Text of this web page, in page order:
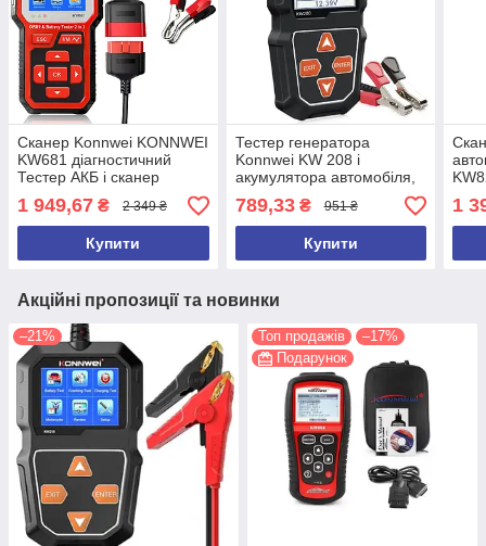
Сканер Konnwei KONNWEI
KW681 діагностичний
Тестер АКБ і сканер
несправностей 2 в 1
1 949,67 ₴ 2 349 ₴
Купити
Тестер генератора
Konnwei KW 208 і
акумулятора автомобіля,
діагностика АКБ
Акумуляторний тестер
789,33₴ 951 ₴
Купити
Тест
1
Акційні пропозиції та новинки
–21% Топ продажів
–17%
Подарунок